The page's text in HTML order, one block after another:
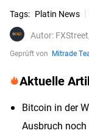
Tags: Platin News
Autor: FXStreet
Geprüft von Mitrade
Aktuelle
Bitcoin in der
Ausbruch